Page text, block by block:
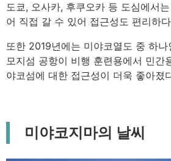
도쿄, 오사카, 후쿠오카 등 도심에서
어 직접 갈 수 있어 접근성도 편리하
또한 2019년에는 미야코열도 중 하
모지섬 공항이 비행 훈련용에서 민간
야코섬에 대한 접근성이 더욱 좋아졌
미야코지마의 날씨